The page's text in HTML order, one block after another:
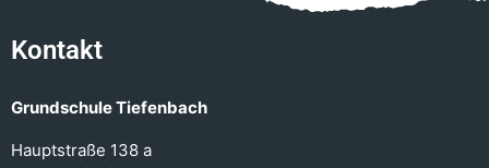
Kontakt
Grundschule Tiefenbach
Hauptstraße 138 a